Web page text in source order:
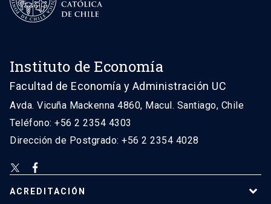
Instituto de Economía
Facultad de Economía y Administración UC
Avda. Vicuña Mackenna 4860, Macul. Santiago, Chile
Teléfono: +56 2 2354 4303
Dirección de Postgrado: +56 2 2354 4028
ACREDITACIÓN